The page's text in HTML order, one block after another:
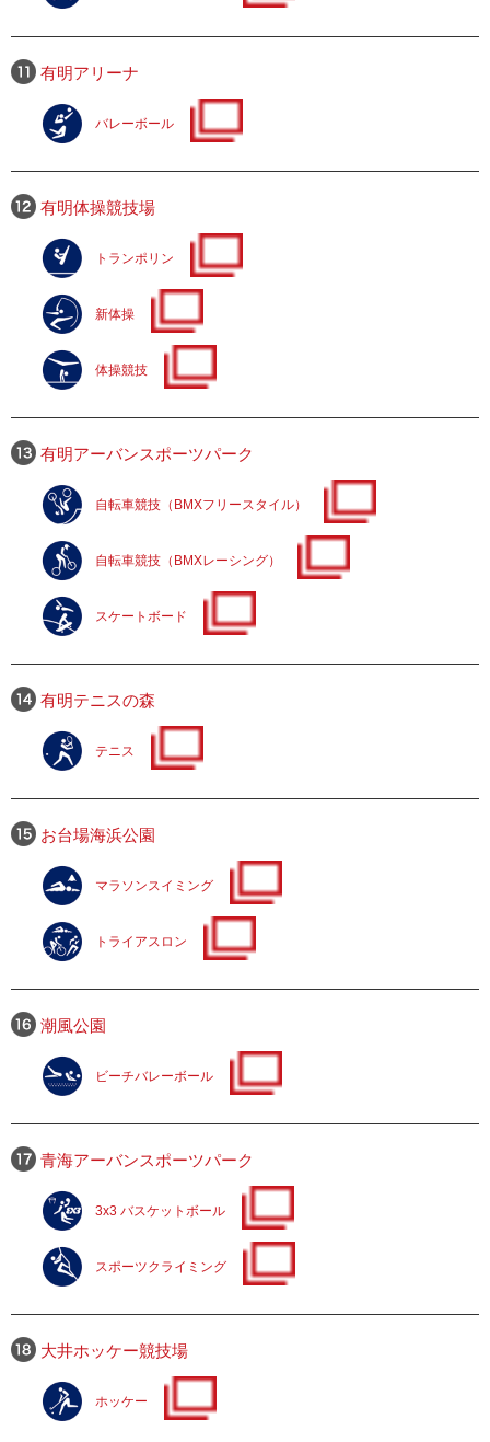
有明アリーナ
バレーボール
有明体操競技場
トランポリン
新体操
体操競技
有明アーバンスポーツパーク
自転車競技（BMXフリースタイル）
自転車競技（BMXレーシング）
スケートボード
有明テニスの森
テニス
お台場海浜公園
マラソンスイミング
トライアスロン
潮風公園
ビーチバレーボール
青海アーバンスポーツパーク
3x3 バスケットボール
スポーツクライミング
大井ホッケー競技場
ホッケー